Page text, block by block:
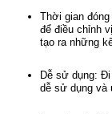
Thời gian
để điều chỉnh
tạo ra những
Dễ sử dụng:
dễ sử dụng và